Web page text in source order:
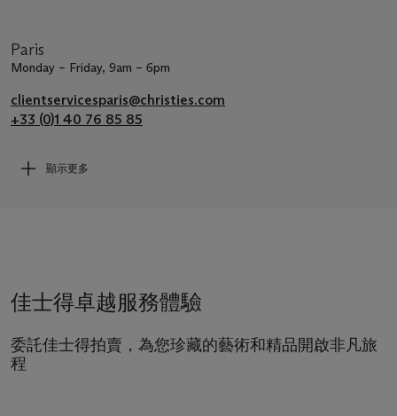
Paris
Monday – Friday, 9am – 6pm
clientservicesparis@christies.com
+33 (0)1 40 76 85 85
顯示更多
佳士得卓越服務體驗
委託佳士得拍賣，為您珍藏的藝術和精品開啟非凡旅
程